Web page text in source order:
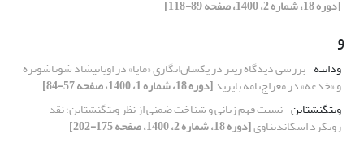
[دوره 18، شماره 2، 1400، صفحه 89-118]
و
ودانته بررسی دیدگاه زینر در یکسان‌انگاری «مایا» در اوپانیشاد شوتاشوتره
و «خدعه» در معراج‌نامه بایزید[دوره 18، شماره 1، 1400، صفحه 57-84]
ویتگنشتاین نسبت فهم زبانی و شناخت ضمنی از نظر ویتگنشتاین؛ نقد
رویکرد اسکاندیناوی[دوره 18، شماره 2، 1400، صفحه 175-202]